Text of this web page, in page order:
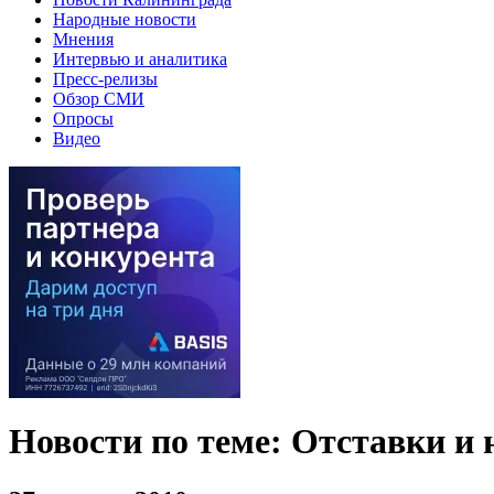
Народные новости
Мнения
Интервью и аналитика
Пресс-релизы
Обзор СМИ
Опросы
Видео
Новости по теме: Отставки и